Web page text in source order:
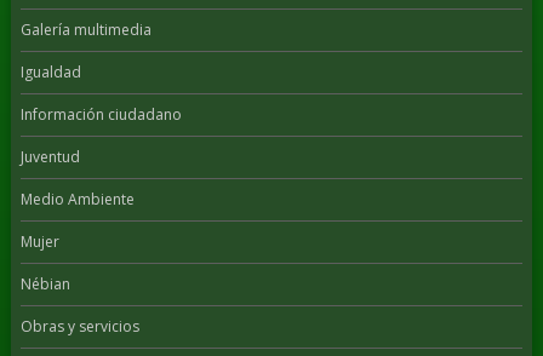
Galería multimedia
Igualdad
Información ciudadano
Juventud
Medio Ambiente
Mujer
Nébian
Obras y servicios